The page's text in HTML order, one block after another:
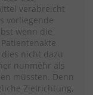
verabreicht
vorliegende
wenn die
nicht dazu
nunmehr als
müssten. Denn
Zielrichtung,